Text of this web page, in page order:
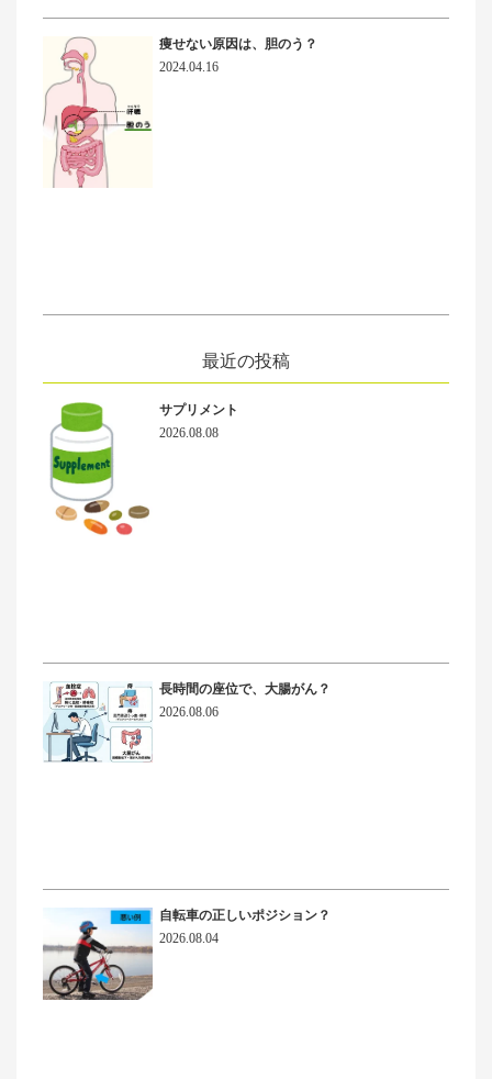
痩せない原因は、胆のう？
2024.04.16
最近の投稿
サプリメント
2026.08.08
長時間の座位で、大腸がん？
2026.08.06
自転車の正しいポジション？
2026.08.04